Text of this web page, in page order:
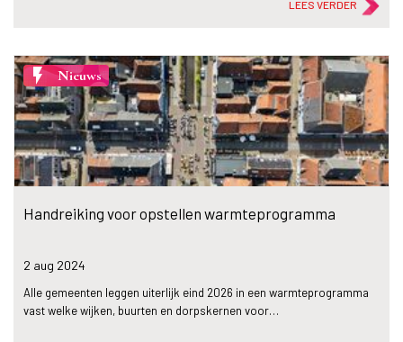
LEES VERDER
flash_on Nieuws
Handreiking voor opstellen warmteprogramma
2 aug 2024
Alle gemeenten leggen uiterlijk eind 2026 in een warmteprogramma
vast welke wijken, buurten en dorpskernen voor…